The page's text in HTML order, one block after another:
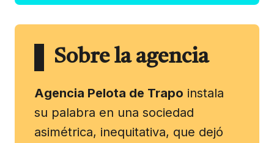
Sobre la agencia
Agencia Pelota de Trapo instala
su palabra en una sociedad
asimétrica, inequitativa, que dejó